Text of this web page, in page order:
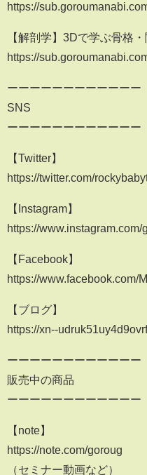
https://
【解剖学】3Dで学ぶ骨格
https://
ーーーーーーーーーーーー
SNS
ーーーーーーーーーーーー
【Twitter】
https://twitter.com/
【Instagram】
https://www.instagram.com/
【Facebook】
https://www.facebook.com/
【ブログ】
https://xn--
ーーーーーーーーーーーー
販売中の商品
ーーーーーーーーーーーー
【note】
https://note.com/goroug
（セミナー動画など）